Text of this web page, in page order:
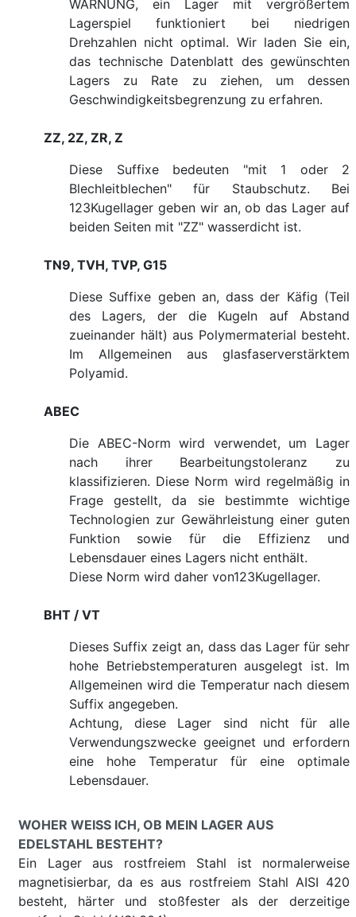
WARNUNG, ein Lager mit vergrößertem
Lagerspiel funktioniert bei niedrigen
Drehzahlen nicht optimal. Wir laden Sie ein,
das technische Datenblatt des gewünschten
Lagers zu Rate zu ziehen, um dessen
Geschwindigkeitsbegrenzung zu erfahren.
ZZ, 2Z, ZR, Z
Diese Suffixe bedeuten "mit 1 oder 2
Blechleitblechen" für Staubschutz. Bei
123Kugellager geben wir an, ob das Lager auf
beiden Seiten mit "ZZ" wasserdicht ist.
TN9, TVH, TVP, G15
Diese Suffixe geben an, dass der Käfig (Teil
des Lagers, der die Kugeln auf Abstand
zueinander hält) aus Polymermaterial besteht.
Im Allgemeinen aus glasfaserverstärktem
Polyamid.
ABEC
Die ABEC-Norm wird verwendet, um Lager
nach ihrer Bearbeitungstoleranz zu
klassifizieren. Diese Norm wird regelmäßig in
Frage gestellt, da sie bestimmte wichtige
Technologien zur Gewährleistung einer guten
Funktion sowie für die Effizienz und
Lebensdauer eines Lagers nicht enthält.
Diese Norm wird daher von123Kugellager.
BHT / VT
Dieses Suffix zeigt an, dass das Lager für sehr
hohe Betriebstemperaturen ausgelegt ist. Im
Allgemeinen wird die Temperatur nach diesem
Suffix angegeben.
Achtung, diese Lager sind nicht für alle
Verwendungszwecke geeignet und erfordern
eine hohe Temperatur für eine optimale
Lebensdauer.
WOHER WEISS ICH, OB MEIN LAGER AUS E
DELSTAHL BESTEHT?
Ein Lager aus rostfreiem Stahl ist normalerweise
magnetisierbar, da es aus rostfreiem Stahl AISI 420
besteht, härter und stoßfester als der derzeitige